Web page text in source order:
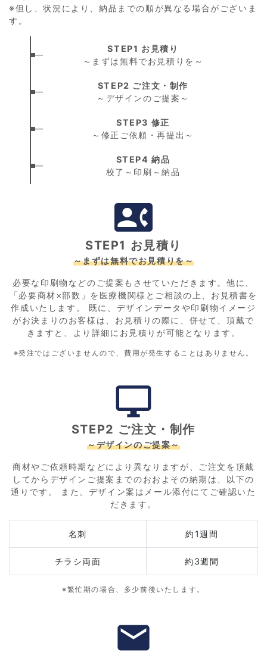
※但し、状況により、納品までの順が異なる場合がございま
す。
STEP1 お見積り
～まずは無料でお見積りを～
STEP2 ご注文・制作
～デザインのご提案～
STEP3 修正
～修正ご依頼・再提出～
STEP4 納品
校了～印刷～納品
contact_phone
STEP1 お見積り
～まずは無料でお見積りを～
必要な印刷物などのご提案もさせていただきます。他に、
「必要商材×部数」を医療機関様とご相談の上、お見積書を
作成いたします。 既に、デザインデータや印刷物イメージ
がお決まりのお客様は、お見積りの際に、併せて、頂戴で
きますと、より詳細にお見積りが可能となります。
※発注ではございませんので、費用が発生することはありません。
desktop_windows
STEP2 ご注文・制作
～デザインのご提案～
商材やご依頼時期などにより異なりますが、ご注文を頂戴
してからデザインご提案までのおおよその納期は、以下の
通りです。 また、デザイン案はメール添付にてご確認いた
だきます。
名刺 約1週間
チラシ両面 約3週間
※繁忙期の場合、多少前後いたします。
email